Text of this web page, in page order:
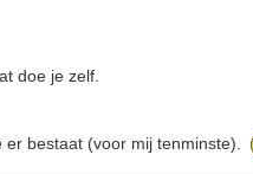
doe je zelf.
er bestaat (voor mij tenminste).